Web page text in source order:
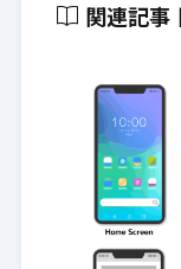
関連記事